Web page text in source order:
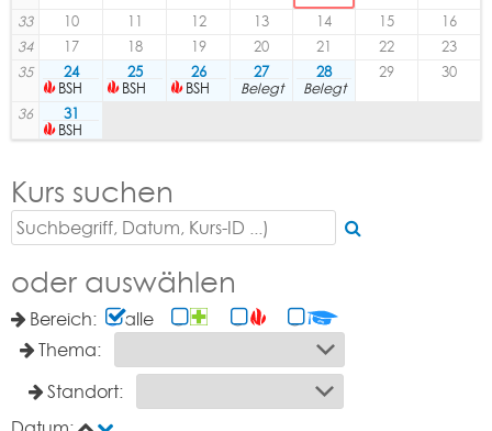
33
10 11 12 13 14 15
16
34
17 18 19 20 21 22
23
35
24
BSH
25
BSH
26
BSH
27
Belegt
28
Belegt
29 30
36
31
BSH
Kurs suchen
oder auswählen
Bereich:
alle
Thema:
Standort: